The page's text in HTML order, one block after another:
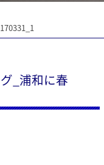
_浦和に春